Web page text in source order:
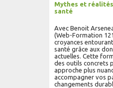
Mythes et
santé
Avec Benoit
(Web-Formation
croyances
santé grâce aux
actuelles. Cette
des outils concrets
approche plus
accompagner vos
changements